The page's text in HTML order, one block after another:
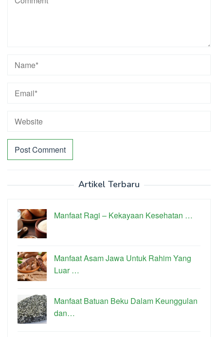
Artikel Terbaru
Manfaat Ragi – Kekayaan Kesehatan …
Manfaat Asam Jawa Untuk Rahim Yang
Luar …
Manfaat Batuan Beku Dalam Keunggulan
dan…